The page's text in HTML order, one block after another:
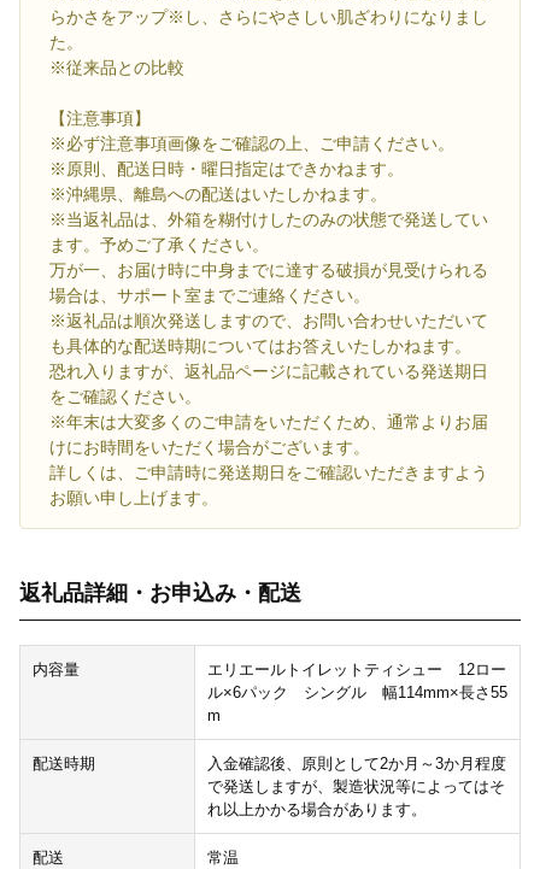
らかさをアップ※し、さらにやさしい肌ざわりになりまし
た。
※従来品との比較
【注意事項】
※必ず注意事項画像をご確認の上、ご申請ください。
※原則、配送日時・曜日指定はできかねます。
※沖縄県、離島への配送はいたしかねます。
※当返礼品は、外箱を糊付けしたのみの状態で発送してい
ます。予めご了承ください。
万が一、お届け時に中身までに達する破損が見受けられる
場合は、サポート室までご連絡ください。
※返礼品は順次発送しますので、お問い合わせいただいて
も具体的な配送時期についてはお答えいたしかねます。
恐れ入りますが、返礼品ページに記載されている発送期日
をご確認ください。
※年末は大変多くのご申請をいただくため、通常よりお届
けにお時間をいただく場合がございます。
詳しくは、ご申請時に発送期日をご確認いただきますよう
お願い申し上げます。
返礼品詳細・お申込み・配送
内容量
エリエールトイレットティシュー 12ロー
ル×6パック シングル 幅114mm×長さ55
m
配送時期
入金確認後、原則として2か月～3か月程度
で発送しますが、製造状況等によってはそ
れ以上かかる場合があります。
配送 常温